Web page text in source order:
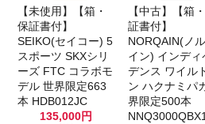
【未使用】【箱・
保証書付】
SEIKO(セイコー) 5
スポーツ SKXシリ
ーズ FTC コラボモ
デル 世界限定663
本 HDB012JC
135,000円
【中古】【箱
証書付】
NORQAIN(ノ
イン) インディ
デンス ワイル
ン ハクナミパ
界限定500本